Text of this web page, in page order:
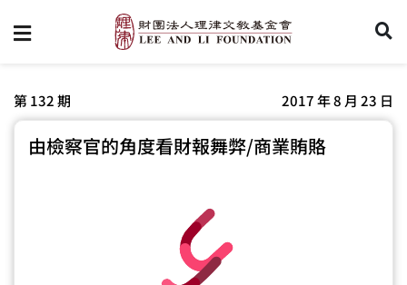
第 132 期 2017 年 8 月 23 日
由檢察官的角度看財報舞弊/商業賄賂